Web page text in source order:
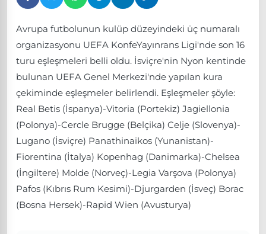
Avrupa futbolunun kulüp düzeyindeki üç numaralı
organizasyonu UEFA KonfeYayınrans Ligi'nde son 16
turu eşleşmeleri belli oldu. İsviçre'nin Nyon kentinde
bulunan UEFA Genel Merkezi'nde yapılan kura
çekiminde eşleşmeler belirlendi. Eşleşmeler şöyle:
Real Betis (İspanya)-Vitoria (Portekiz) Jagiellonia
(Polonya)-Cercle Brugge (Belçika) Celje (Slovenya)-
Lugano (İsviçre) Panathinaikos (Yunanistan)-
Fiorentina (İtalya) Kopenhag (Danimarka)-Chelsea
(İngiltere) Molde (Norveç)-Legia Varşova (Polonya)
Pafos (Kıbrıs Rum Kesimi)-Djurgarden (İsveç) Borac
(Bosna Hersek)-Rapid Wien (Avusturya)